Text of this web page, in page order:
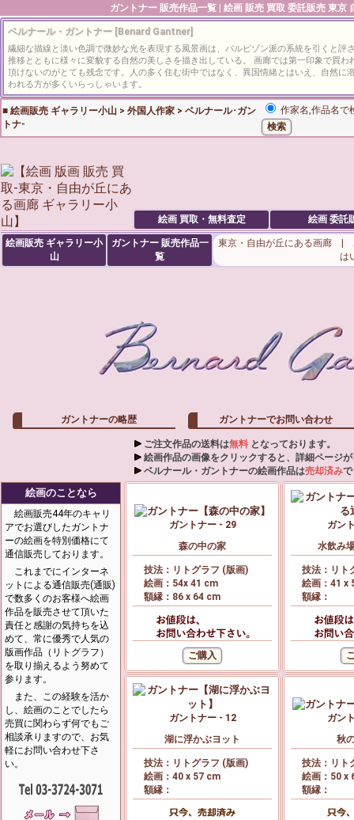
ガントナー 販売作品一覧 | 絵画 販売 買取 委託販売 東京
ベルナール・ガントナー [Benard Gantner]
繊細な描線と淡い色調で微妙な光を表現する風景画は、バルビゾン派の系統を引くと評
推移とともに様々に変貌する自然の美しさを描き出している。 画廊では第一印象で買
頂けないのがとても残念です。人の多く住む街中ではなく、異国情緒とはいえ、自然に
われる方が多くいらっしゃいます。
■ 絵画販売 ギャラリー小山 > 外国人作家 > ベルナール･ガン
トナ-
作家名,作品名
絵画 買取・無料査定 絵画 委託
絵画販売 ギャラリー小
山
ガントナー販売作品一
覧
東京・自由が丘にある画廊 |
は
ガントナーの略歴 ガントナーでお問い合わせ
ご注文作品の送料は無料 となっております。
絵画作品の画像をクリックすると、詳細ページ
ベルナール・ガントナーの絵画作品は売却済み
絵画のことなら
絵画販売44年のキャリ
アでお選びしたガントナ
ーの絵画を特別価格にて
通信販売しております。
これまでにインターネ
ットによる通信販売(通販)
で数多くのお客様へ絵画
作品を販売させて頂いた
責任と感謝の気持ちを込
めて、常に優秀で人気の
版画作品（リトグラフ）
を取り揃えるよう努めて
参ります。
また、この経験を活か
し、絵画のことでしたら
売買に関わらず何でもご
相談承りますので、お気
軽にお問い合わせ下さ
い。
ガントナー - 29
森の中の家
技法：リトグラフ (版画)
絵画：54x 41 cm
額縁：86 x 64 cm
ガン
水飲み
技法：リト
絵画：41 x
額縁：
ガントナー - 12
湖に浮かぶヨット
技法：リトグラフ (版画)
絵画：40 x 57 cm
額縁：
ガン
秋
技法：リト
絵画：50 x
額縁：